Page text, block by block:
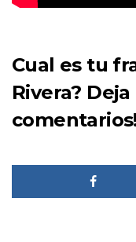
Cual es tu
Rivera?